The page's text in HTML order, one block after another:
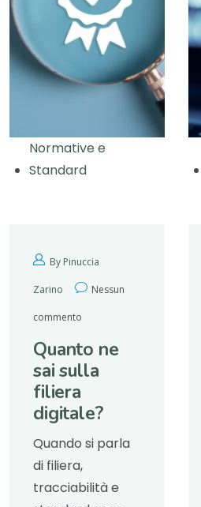
Normative e
Standard
By Pinuccia
Zarino Nessun
commento
Quanto ne
sai sulla
filiera
digitale?
Quando si parla
di filiera,
tracciabilità e